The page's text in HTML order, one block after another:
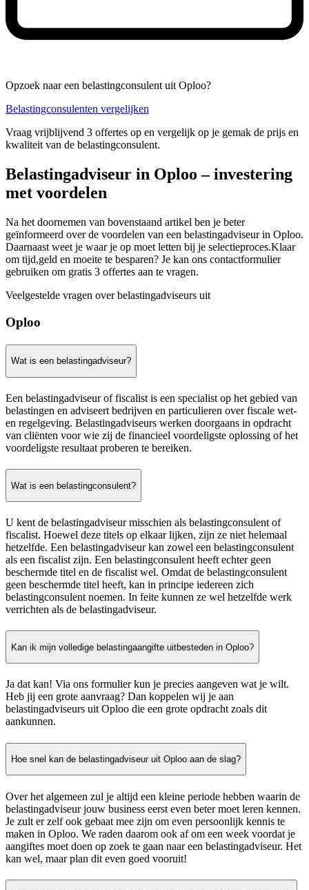
Opzoek naar een belastingconsulent uit Oploo?
Belastingconsulenten vergelijken
Vraag vrijblijvend 3 offertes op en vergelijk op je gemak de prijs en
kwaliteit van de belastingconsulent.
Belastingadviseur in Oploo – investering
met voordelen
Na het doornemen van bovenstaand artikel ben je beter
geïnformeerd over de voordelen van een belastingadviseur in Oploo.
Daarnaast weet je waar je op moet letten bij je selectieproces.Klaar
om tijd,geld en moeite te besparen? Je kan ons contactformulier
gebruiken om gratis 3 offertes aan te vragen.
Veelgestelde vragen over belastingadviseurs uit
Oploo
Wat is een belastingadviseur?
Een belastingadviseur of fiscalist is een specialist op het gebied van
belastingen en adviseert bedrijven en particulieren over fiscale wet-
en regelgeving. Belastingadviseurs werken doorgaans in opdracht
van cliënten voor wie zij de financieel voordeligste oplossing of het
voordeligste resultaat proberen te bereiken.
Wat is een belastingconsulent?
U kent de belastingadviseur misschien als belastingconsulent of
fiscalist. Hoewel deze titels op elkaar lijken, zijn ze niet helemaal
hetzelfde. Een belastingadviseur kan zowel een belastingconsulent
als een fiscalist zijn. Een belastingconsulent heeft echter geen
beschermde titel en de fiscalist wel. Omdat de belastingconsulent
geen beschermde titel heeft, kan in principe iedereen zich
belastingconsulent noemen. In feite kunnen ze wel hetzelfde werk
verrichten als de belastingadviseur.
Kan ik mijn volledige belastingaangifte uitbesteden in Oploo?
Ja dat kan! Via ons formulier kun je precies aangeven wat je wilt.
Heb jij een grote aanvraag? Dan koppelen wij je aan
belastingadviseurs uit Oploo die een grote opdracht zoals dit
aankunnen.
Hoe snel kan de belastingadviseur uit Oploo aan de slag?
Over het algemeen zul je altijd een kleine periode hebben waarin de
belastingadviseur jouw business eerst even beter moet leren kennen.
Je zult er zelf ook gebaat mee zijn om even persoonlijk kennis te
maken in Oploo. We raden daarom ook af om een week voordat je
aangiftes moet doen op zoek te gaan naar een belastingadviseur. Het
kan wel, maar plan dit even goed vooruit!